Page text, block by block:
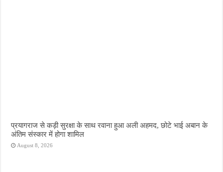
प्रयागराज से कड़ी सुरक्षा के साथ रवाना हुआ अली अहमद, छोटे भाई अबान के
अंतिम संस्कार में होगा शामिल
August 8, 2026